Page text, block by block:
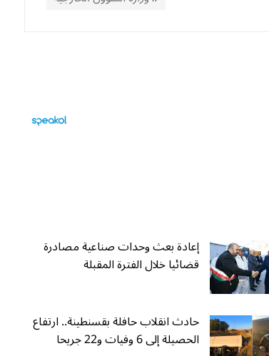
إعادة بعث وحدات صناعية مصادرة
قضائيا خلال الفترة المقبلة
حادث انقلاب حافلة بقسنطينة.. ارتفاع
الحصيلة إلى 6 وفيات و22 جريحا